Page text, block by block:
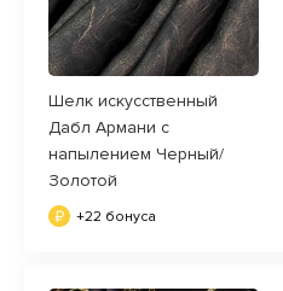
Шелк искусственный
Дабл Армани с
напылением Черный/
Золотой
+22 бонуса